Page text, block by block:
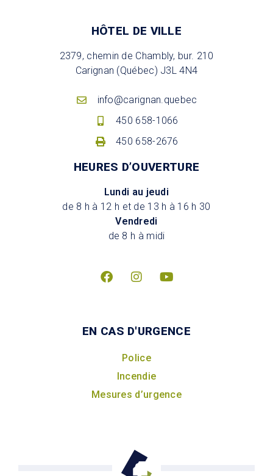
HÔTEL DE VILLE
2379, chemin de Chambly, bur. 210
Carignan (Québec) J3L 4N4
info@carignan.quebec
450 658-1066
450 658-2676
HEURES D’OUVERTURE
Lundi au jeudi
de 8 h à 12 h et de 13 h à 16 h 30
Vendredi
de 8 h à midi
EN CAS D'URGENCE
Police
Incendie
Mesures d’urgence